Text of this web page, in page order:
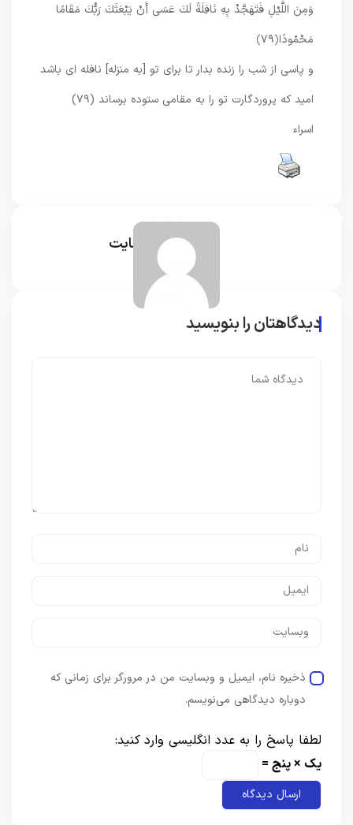
وَمِنَ اللَّيْلِ فَتَهَجَّدْ بِهِ نَافِلَةً لَكَ عَسَى أَنْ يَبْعَثَكَ رَبُّكَ مَقَامًا
مَحْمُودًا﴿۷۹﴾
و پاسى از شب را زنده بدار تا براى تو [به منزله] نافله‏ اى باشد
اميد كه پروردگارت تو را به مقامى ستوده برساند (۷۹)
اسراء
مدیر سایت
دیدگاهتان را بنویسید
ذخیره نام، ایمیل و وبسایت من در مرورگر برای زمانی که
دوباره دیدگاهی می‌نویسم.
لطفا پاسخ را به عدد انگلیسی وارد کنید:
یک × پنج =